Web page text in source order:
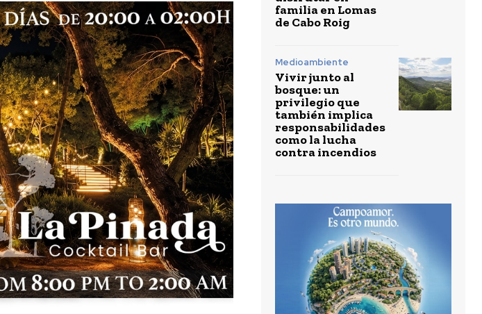
familia en Lomas
de Cabo Roig
Medioambiente
Vivir junto al
bosque: un
privilegio que
también implica
responsabilidades
como la lucha
contra incendios